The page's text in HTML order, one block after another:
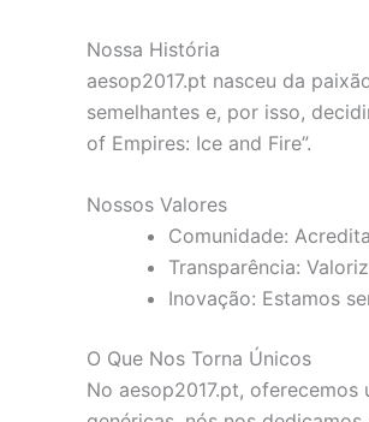
Nossa História
aesop2017.pt nasceu da
semelhantes e, por isso,
of Empires: Ice and Fire”.
Nossos Valores
Comunidade:
Transparência:
Inovação: Estamos
O Que Nos Torna Únicos
No aesop2017.pt,